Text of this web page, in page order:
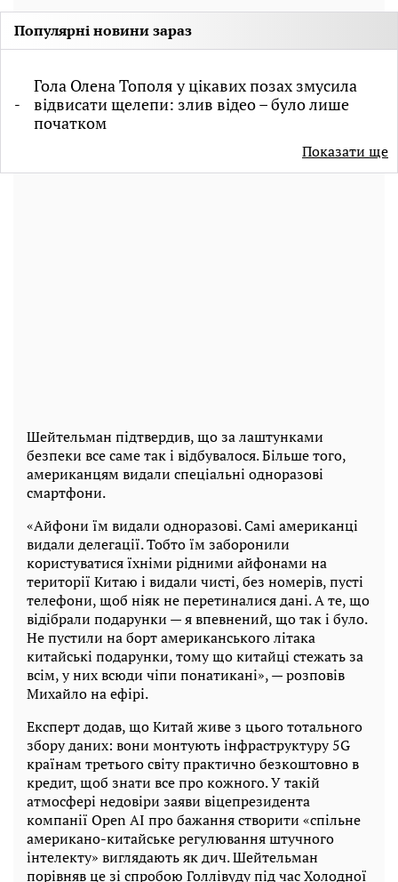
Популярні новини зараз
Гола Олена Тополя у цікавих позах змусила
відвисати щелепи: злив відео – було лише
початком
Показати ще
Шейтельман підтвердив, що за лаштунками
безпеки все саме так і відбувалося. Більше того,
американцям видали спеціальні одноразові
смартфони.
«Айфони їм видали одноразові. Самі американці
видали делегації. Тобто їм заборонили
користуватися їхніми рідними айфонами на
території Китаю і видали чисті, без номерів, пусті
телефони, щоб ніяк не перетиналися дані. А те, що
відібрали подарунки — я впевнений, що так і було.
Не пустили на борт американського літака
китайські подарунки, тому що китайці стежать за
всім, у них всюди чіпи понатикані», — розповів
Михайло на ефірі.
Експерт додав, що Китай живе з цього тотального
збору даних: вони монтують інфраструктуру 5G
країнам третього світу практично безкоштовно в
кредит, щоб знати все про кожного. У такій
атмосфері недовіри заяви віцепрезидента
компанії Open AI про бажання створити «спільне
американо-китайське регулювання штучного
інтелекту» виглядають як дич. Шейтельман
порівняв це зі спробою Голлівуду під час Холодної